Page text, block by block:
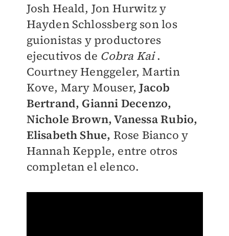
Josh Heald, Jon Hurwitz y
Hayden Schlossberg son los
guionistas y productores
ejecutivos de Cobra Kai.
Courtney Henggeler, Martin
Kove, Mary Mouser,Jacob
Bertrand, Gianni Decenzo,
Nichole Brown, Vanessa Rubio,
Elisabeth Shue, Rose Bianco y
Hannah Kepple, entre otros
completan el elenco.